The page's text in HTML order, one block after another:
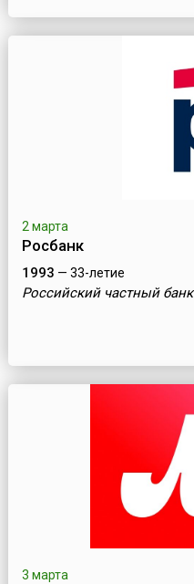
2 марта
Росбанк
1993 — 33-летие
Российский частный банк
3 марта